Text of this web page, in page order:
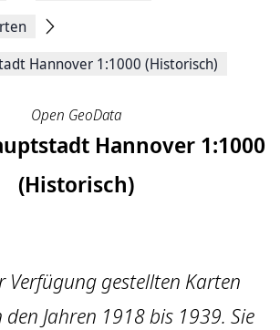
Hannover 1:1000 (Historisch)
Open GeoData
Hannover 1:1000
(Historisch)
Verfügung gestellten Karten
Jahren 1918 bis 1939. Sie